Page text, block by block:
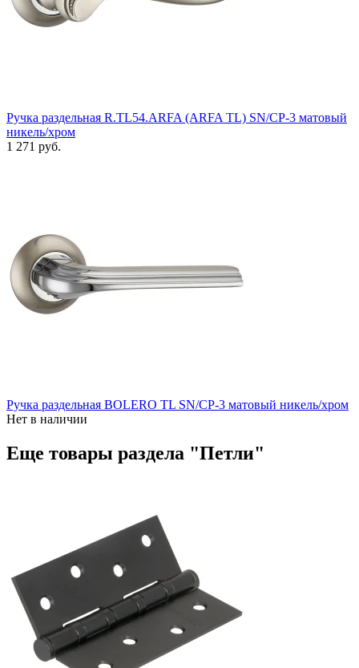
Ручка раздельная R.TL54.ARFA (ARFA TL) SN/CP-3 матовый
никель/хром
1 271 руб.
Ручка раздельная BOLERO TL SN/CP-3 матовый никель/хром
Нет в наличии
Еще товары раздела "Петли"